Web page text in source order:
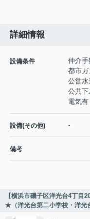
詳細情報
設備条件
仲介
都市ガ
公営水
公共下
電気有
設備(その他) -
備考
【横浜市磯子区洋光台4丁
★（洋光台第二小学校・洋光